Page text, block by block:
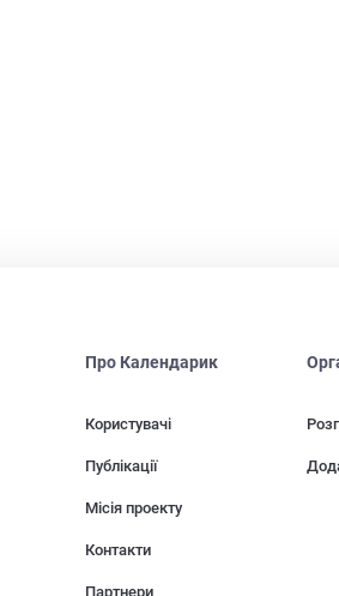
Про Календарик
Користувачі
Публікації
Місія проекту
Контакти
Партнери